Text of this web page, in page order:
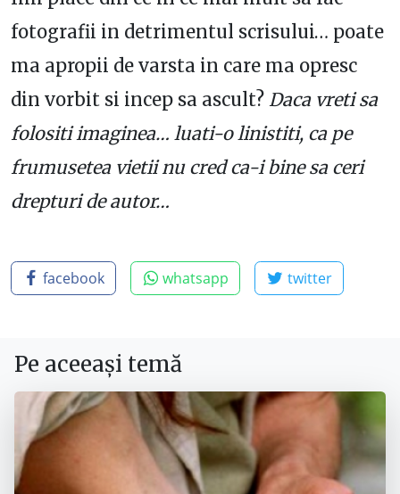
fotografii in detrimentul scrisului… poate
ma apropii de varsta in care ma opresc
din vorbit si incep sa ascult? Daca vreti sa
folositi imaginea… luati-o linistiti, ca pe
frumusetea vietii nu cred ca-i bine sa ceri
drepturi de autor…
facebook whatsapp twitter
Pe aceeași temă